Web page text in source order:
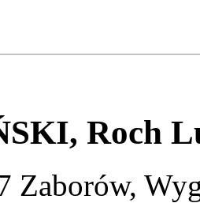
, Roch
Zaborów,